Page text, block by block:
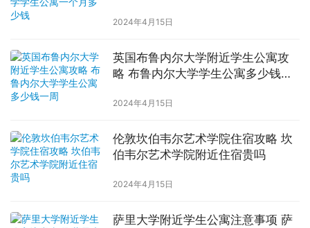
2024年4月15日
英国布鲁内尔大学附近学生公寓攻
略 布鲁内尔大学学生公寓多少钱一
2024年4月15日
伦敦坎伯韦尔艺术学院住宿攻略 坎
伯韦尔艺术学院附近住宿贵吗
2024年4月15日
萨里大学附近学生公寓注意事项 萨